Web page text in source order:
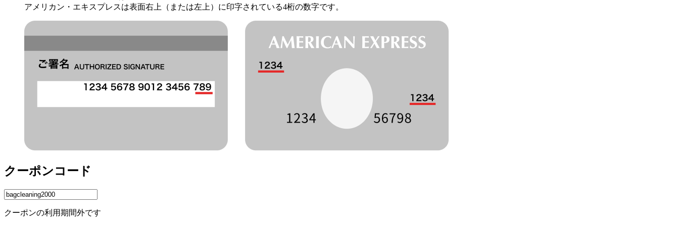
アメリカン・エキスプレスは表面右上（または左上）に印字されている4桁の数字です。
クーポンコード
クーポンの利用期間外です